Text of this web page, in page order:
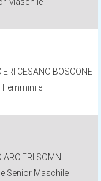
CESANO BOSCONE
Femminile
SOMNII
Senior Maschile